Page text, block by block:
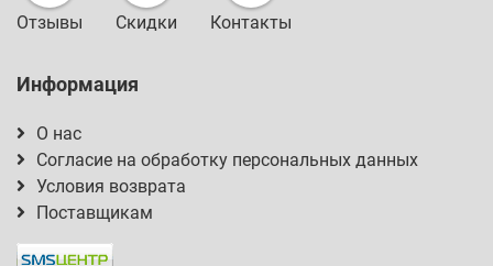
Отзывы Скидки Контакты
Информация
О нас
Согласие на обработку персональных данных
Условия возврата
Поставщикам